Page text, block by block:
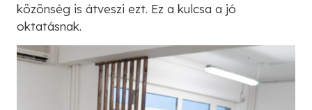
közönség is átveszi ezt. Ez a kulcsa a jó
oktatásnak.